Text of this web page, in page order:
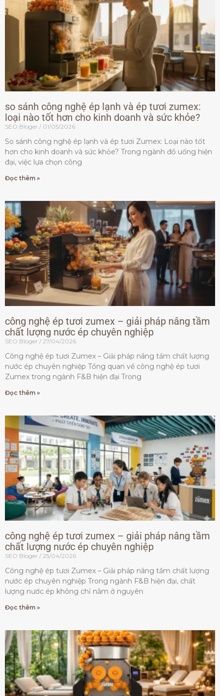
so sánh công nghệ ép lạnh và ép tươi zumex:
loại nào tốt hơn cho kinh doanh và sức khỏe?
SEO Bloger 01/05/2026
So sánh công nghệ ép lạnh và ép tươi Zumex: Loại nào tốt
hơn cho kinh doanh và sức khỏe? Trong ngành đồ uống hiện
đại, việc lựa chọn công
Đọc thêm »
công nghệ ép tươi zumex – giải pháp nâng tầm
chất lượng nước ép chuyên nghiệp
SEO Bloger 27/04/2026
Công nghệ ép tươi Zumex – Giải pháp nâng tầm chất lượng
nước ép chuyên nghiệp Tổng quan về công nghệ ép tươi
Zumex trong ngành F&B hiện đại Trong
Đọc thêm »
công nghệ ép tươi zumex – giải pháp nâng tầm
chất lượng nước ép chuyên nghiệp
SEO Bloger 25/04/2026
Công nghệ ép tươi Zumex – Giải pháp nâng tầm chất lượng
nước ép chuyên nghiệp Trong ngành F&B hiện đại, chất
lượng nước ép không chỉ nằm ở nguyên
Đọc thêm »